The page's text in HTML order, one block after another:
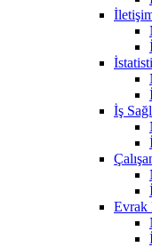
İş
Evrak